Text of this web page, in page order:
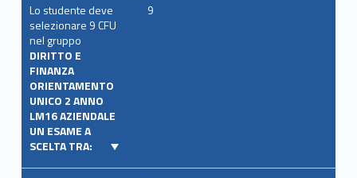
Lo studente deve
selezionare 9 CFU
nel gruppo
DIRITTO E
FINANZA
ORIENTAMENTO
UNICO 2 ANNO
LM16 AZIENDALE
UN ESAME A
SCELTA TRA:
9